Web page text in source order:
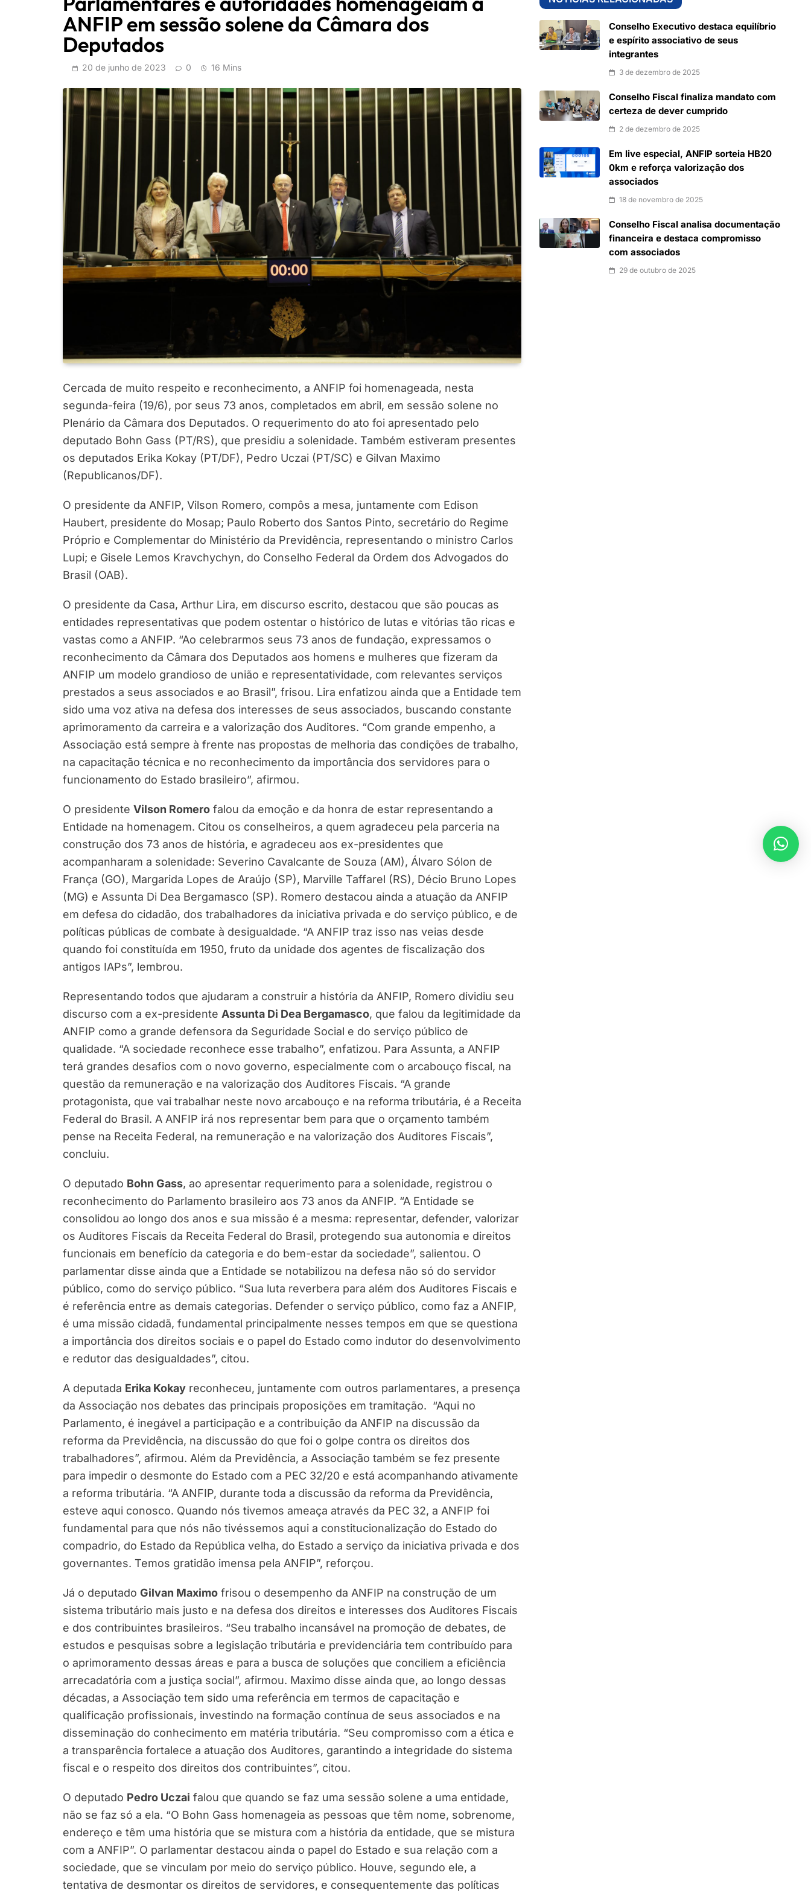
ANFIP em sessão solene da Câmara dos
Deputados
20 de junho de 2023 0 16 Mins
Cercada de muito respeito e reconhecimento, a ANFIP foi homenageada, nesta
segunda-feira (19/6), por seus 73 anos, completados em abril, em sessão solene no
Plenário da Câmara dos Deputados. O requerimento do ato foi apresentado pelo
deputado Bohn Gass (PT/RS), que presidiu a solenidade. Também estiveram presentes
os deputados Erika Kokay (PT/DF), Pedro Uczai (PT/SC) e Gilvan Maximo
(Republicanos/DF).
O presidente da ANFIP, Vilson Romero, compôs a mesa, juntamente com Edison
Haubert, presidente do Mosap; Paulo Roberto dos Santos Pinto, secretário do Regime
Próprio e Complementar do Ministério da Previdência, representando o ministro Carlos
Lupi; e Gisele Lemos Kravchychyn, do Conselho Federal da Ordem dos Advogados do
Brasil (OAB).
O presidente da Casa, Arthur Lira, em discurso escrito, destacou que são poucas as
entidades representativas que podem ostentar o histórico de lutas e vitórias tão ricas e
vastas como a ANFIP. “Ao celebrarmos seus 73 anos de fundação, expressamos o
reconhecimento da Câmara dos Deputados aos homens e mulheres que fizeram da
ANFIP um modelo grandioso de união e representatividade, com relevantes serviços
prestados a seus associados e ao Brasil”, frisou. Lira enfatizou ainda que a Entidade tem
sido uma voz ativa na defesa dos interesses de seus associados, buscando constante
aprimoramento da carreira e a valorização dos Auditores. “Com grande empenho, a
Associação está sempre à frente nas propostas de melhoria das condições de trabalho,
na capacitação técnica e no reconhecimento da importância dos servidores para o
funcionamento do Estado brasileiro”, afirmou.
O presidente Vilson Romero falou da emoção e da honra de estar representando a
Entidade na homenagem. Citou os conselheiros, a quem agradeceu pela parceria na
construção dos 73 anos de história, e agradeceu aos ex-presidentes que
acompanharam a solenidade: Severino Cavalcante de Souza (AM), Álvaro Sólon de
França (GO), Margarida Lopes de Araújo (SP), Marville Taffarel (RS), Décio Bruno Lopes
(MG) e Assunta Di Dea Bergamasco (SP). Romero destacou ainda a atuação da ANFIP
em defesa do cidadão, dos trabalhadores da iniciativa privada e do serviço público, e de
políticas públicas de combate à desigualdade. “A ANFIP traz isso nas veias desde
quando foi constituída em 1950, fruto da unidade dos agentes de fiscalização dos
antigos IAPs”, lembrou.
Representando todos que ajudaram a construir a história da ANFIP, Romero dividiu seu
discurso com a ex-presidente Assunta Di Dea Bergamasco, que falou da legitimidade da
ANFIP como a grande defensora da Seguridade Social e do serviço público de
qualidade. “A sociedade reconhece esse trabalho”, enfatizou. Para Assunta, a ANFIP
terá grandes desafios com o novo governo, especialmente com o arcabouço fiscal, na
questão da remuneração e na valorização dos Auditores Fiscais. “A grande
protagonista, que vai trabalhar neste novo arcabouço e na reforma tributária, é a Receita
Federal do Brasil. A ANFIP irá nos representar bem para que o orçamento também
pense na Receita Federal, na remuneração e na valorização dos Auditores Fiscais”,
concluiu.
O deputado Bohn Gass, ao apresentar requerimento para a solenidade, registrou o
reconhecimento do Parlamento brasileiro aos 73 anos da ANFIP. “A Entidade se
consolidou ao longo dos anos e sua missão é a mesma: representar, defender, valorizar
os Auditores Fiscais da Receita Federal do Brasil, protegendo sua autonomia e direitos
funcionais em benefício da categoria e do bem-estar da sociedade”, salientou. O
parlamentar disse ainda que a Entidade se notabilizou na defesa não só do servidor
público, como do serviço público. “Sua luta reverbera para além dos Auditores Fiscais e
é referência entre as demais categorias. Defender o serviço público, como faz a ANFIP,
é uma missão cidadã, fundamental principalmente nesses tempos em que se questiona
a importância dos direitos sociais e o papel do Estado como indutor do desenvolvimento
e redutor das desigualdades”, citou.
A deputada Erika Kokay reconheceu, juntamente com outros parlamentares, a presença
da Associação nos debates das principais proposições em tramitação. “Aqui no
Parlamento, é inegável a participação e a contribuição da ANFIP na discussão da
reforma da Previdência, na discussão do que foi o golpe contra os direitos dos
trabalhadores”, afirmou. Além da Previdência, a Associação também se fez presente
para impedir o desmonte do Estado com a PEC 32/20 e está acompanhando ativamente
a reforma tributária. “A ANFIP, durante toda a discussão da reforma da Previdência,
esteve aqui conosco. Quando nós tivemos ameaça através da PEC 32, a ANFIP foi
fundamental para que nós não tivéssemos aqui a constitucionalização do Estado do
compadrio, do Estado da República velha, do Estado a serviço da iniciativa privada e dos
governantes. Temos gratidão imensa pela ANFIP”, reforçou.
Já o deputado Gilvan Maximo frisou o desempenho da ANFIP na construção de um
sistema tributário mais justo e na defesa dos direitos e interesses dos Auditores Fiscais
e dos contribuintes brasileiros. “Seu trabalho incansável na promoção de debates, de
estudos e pesquisas sobre a legislação tributária e previdenciária tem contribuído para
o aprimoramento dessas áreas e para a busca de soluções que conciliem a eficiência
arrecadatória com a justiça social”, afirmou. Maximo disse ainda que, ao longo dessas
décadas, a Associação tem sido uma referência em termos de capacitação e
qualificação profissionais, investindo na formação contínua de seus associados e na
disseminação do conhecimento em matéria tributária. “Seu compromisso com a ética e
a transparência fortalece a atuação dos Auditores, garantindo a integridade do sistema
fiscal e o respeito dos direitos dos contribuintes”, citou.
O deputado Pedro Uczai falou que quando se faz uma sessão solene a uma entidade,
não se faz só a ela. “O Bohn Gass homenageia as pessoas que têm nome, sobrenome,
endereço e têm uma história que se mistura com a história da entidade, que se mistura
com a ANFIP”. O parlamentar destacou ainda o papel do Estado e sua relação com a
sociedade, que se vinculam por meio do serviço público. Houve, segundo ele, a
tentativa de desmontar os direitos de servidores, e consequentemente das políticas
Conselho Executivo destaca equilíbrio
e espírito associativo de seus
integrantes
3 de dezembro de 2025
Conselho Fiscal finaliza mandato com
certeza de dever cumprido
2 de dezembro de 2025
Em live especial, ANFIP sorteia HB20
0km e reforça valorização dos
associados
18 de novembro de 2025
Conselho Fiscal analisa documentação
financeira e destaca compromisso
com associados
29 de outubro de 2025